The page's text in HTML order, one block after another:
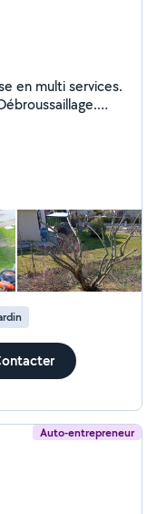
en multi services.
caves et
genres.
Auto-entrepreneur